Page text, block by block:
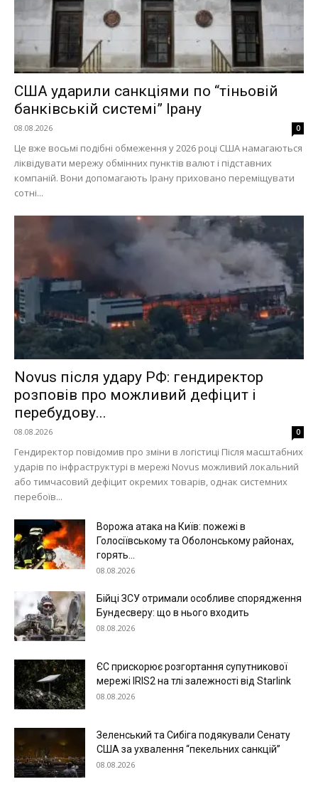
США ударили санкціями по “тіньовій
банківській системі” Ірану
08.08.2026 0
Це вже восьмі подібні обмеження у 2026 році США намагаються
ліквідувати мережу обмінних пунктів валют і підставних
компаній. Вони допомагають Ірану приховано переміщувати
сотні...
Novus після удару РФ: гендиректор
розповів про можливий дефіцит і
перебудову...
08.08.2026 0
Гендиректор повідомив про зміни в логістиці Після масштабних
ударів по інфраструктурі в мережі Novus можливий локальний
або тимчасовий дефіцит окремих товарів, однак системних
перебоїв...
Ворожа атака на Київ: пожежі в
Голосіївському та Оболонському районах,
горять...
08.08.2026
Бійці ЗСУ отримали особливе спорядження
Бундесверу: що в нього входить
08.08.2026
ЄС прискорює розгортання супутникової
мережі IRIS2 на тлі залежності від Starlink
08.08.2026
Зеленський та Сибіга подякували Сенату
США за ухвалення “пекельних санкцій”
08.08.2026